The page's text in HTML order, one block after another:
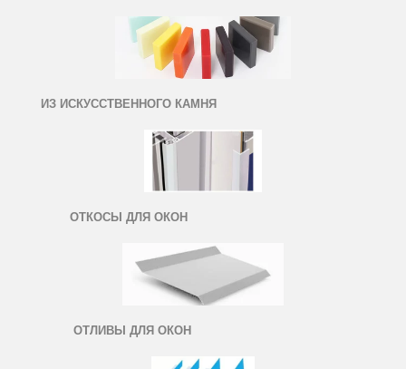
ИЗ ИСКУССТВЕННОГО КАМНЯ
ОТКОСЫ ДЛЯ ОКОН
ОТЛИВЫ ДЛЯ ОКОН